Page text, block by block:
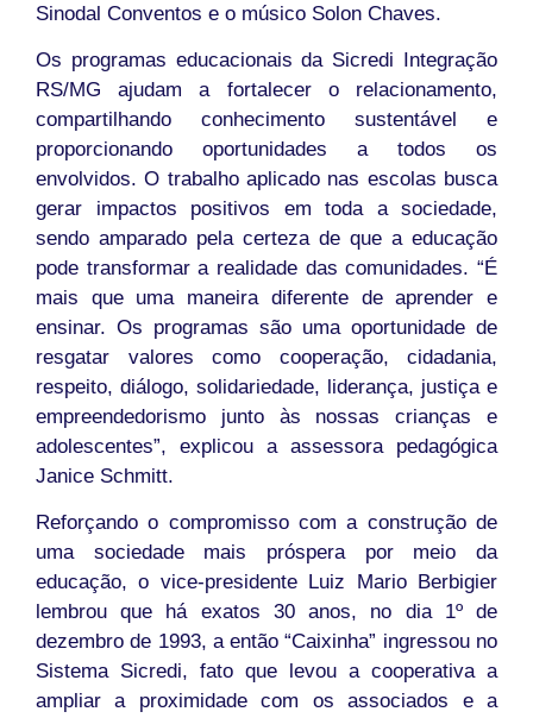
Sinodal Conventos e o músico Solon Chaves.
Os programas educacionais da Sicredi Integração
RS/MG ajudam a fortalecer o relacionamento,
compartilhando conhecimento sustentável e
proporcionando oportunidades a todos os
envolvidos. O trabalho aplicado nas escolas busca
gerar impactos positivos em toda a sociedade,
sendo amparado pela certeza de que a educação
pode transformar a realidade das comunidades. “É
mais que uma maneira diferente de aprender e
ensinar. Os programas são uma oportunidade de
resgatar valores como cooperação, cidadania,
respeito, diálogo, solidariedade, liderança, justiça e
empreendedorismo junto às nossas crianças e
adolescentes”, explicou a assessora pedagógica
Janice Schmitt.
Reforçando o compromisso com a construção de
uma sociedade mais próspera por meio da
educação, o vice-presidente Luiz Mario Berbigier
lembrou que há exatos 30 anos, no dia 1º de
dezembro de 1993, a então “Caixinha” ingressou no
Sistema Sicredi, fato que levou a cooperativa a
ampliar a proximidade com os associados e a